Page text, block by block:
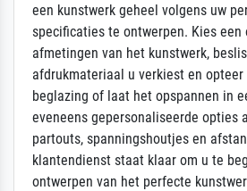
een kunstwerk geheel volgens uw
specificaties te ontwerpen. Kies
afmetingen van het kunstwerk,
afdrukmateriaal u verkiest en opteer
beglazing of laat het opspannen in
eveneens gepersonaliseerde opties
partouts, spanningshoutjes en
klantendienst staat klaar om u te
ontwerpen van het perfecte